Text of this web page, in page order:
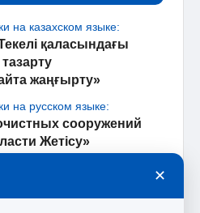
✕
на казахском языке:
қаласындағы
жаңғырту»
на русском языке:
сооружений
Жетісу»